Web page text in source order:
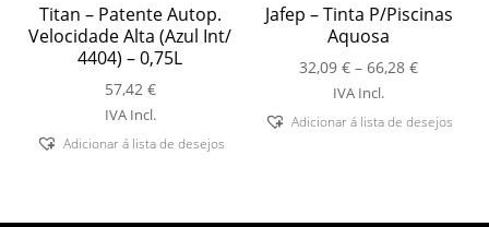
Titan – Patente Autop.
Velocidade Alta (Azul Int/
4404) – 0,75L
57,42 €
IVA Incl.
Adicionar á lista de desejos
Jafep – Tinta P/Piscinas
Aquosa
32,09€ – 66,28€Price
through
IVA Incl.
Adicionar á lista de desejos